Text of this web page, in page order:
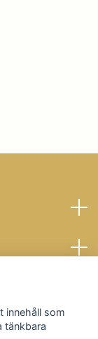
innehåll som
tänkbara